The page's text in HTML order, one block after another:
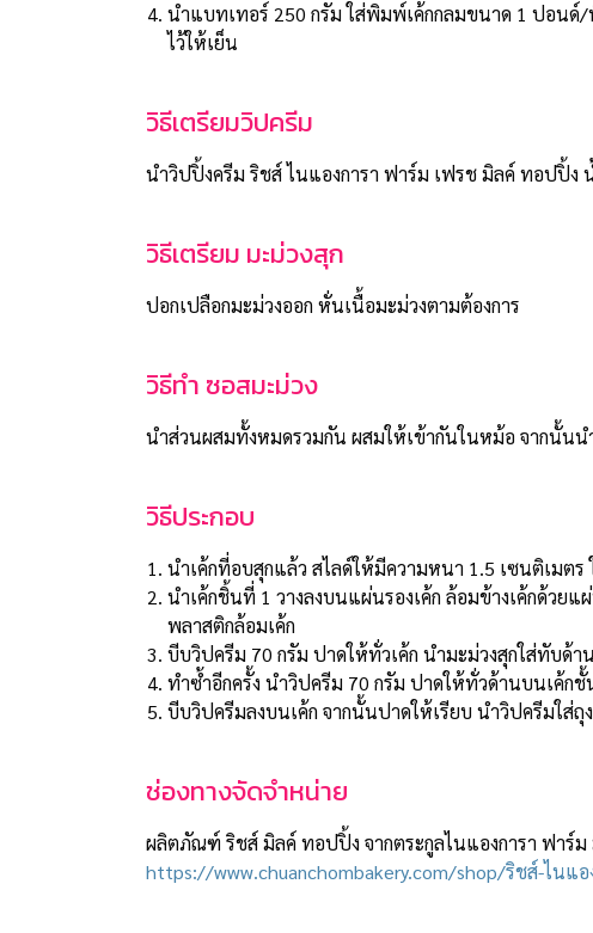
นำแบทเทอร์ 250 กรัม ใส่พิมพ์เค้กกลมขนาด 1 ปอน
ไว้ให้เย็น
วิธีเตรียมวิปครีม
นำวิปปิ้งครีม ริชส์ ไนแองการา ฟาร์ม เฟรช มิลค์ ทอปปิ้ง
วิธีเตรียม มะม่วงสุก
ปอกเปลือกมะม่วงออก หั่นเนื้อมะม่วงตามต้องการ
วิธีทำ ซอสมะม่วง
นำส่วนผสมทั้งหมดรวมกัน ผสมให้เข้ากันในหม้อ จากนั้นน
วิธีประกอบ
นำเค้กที่อบสุกแล้ว สไลด์ให้มีความหนา 1.5 เซนติเมตร
นำเค้กชิ้นที่ 1 วางลงบนแผ่นรองเค้ก ล้อมข้างเค้กด้วย
พลาสติกล้อมเค้ก
บีบวิปครีม 70 กรัม ปาดให้ทั่วเค้ก นำมะม่วงสุกใส่ทับ
ทำซ้ำอีกครั้ง นำวิปครีม 70 กรัม ปาดให้ทั่วด้านบนเค้
บีบวิปครีมลงบนเค้ก จากนั้นปาดให้เรียบ นำวิปครีมใส่
ช่องทางจัดจำหน่าย
ผลิตภัณฑ์ ริชส์ มิลค์ ทอปปิ้ง จากตระกูลไนแองการา ฟาร์
https://www.chuanchombakery.com/shop/ริชส์-ไนแ